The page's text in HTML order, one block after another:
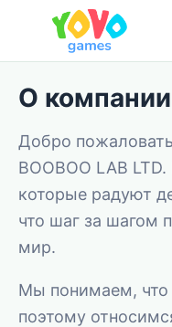
О компании
Добро
BOOBOO LAB
которые радуют
что шаг за шагом
мир.
Мы понимаем, что
поэтому